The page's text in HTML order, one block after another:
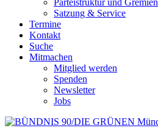
Parteistruktur und Gremien
Satzung & Service
Termine
Kontakt
Suche
Mitmachen
Mitglied werden
Spenden
Newsletter
Jobs